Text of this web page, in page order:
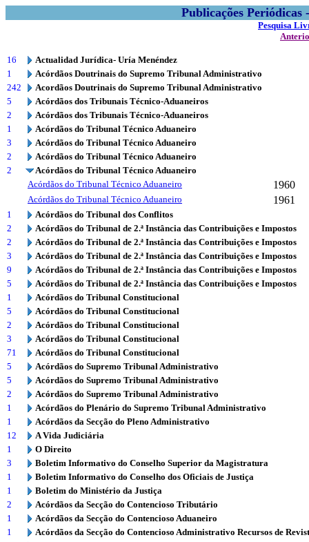
Publicações
Pesquisa
16
Actualidad Jurídica- Uría Menéndez
1
Acórdãos Doutrinais do Supremo Tribunal Administrativo
242
Acordãos Doutrinais do Supremo Tribunal Administrativo
5
Acórdãos dos Tribunais Técnico-Aduaneiros
2
Acórdãos dos Tribunais Técnico-Aduaneiros
1
Acórdãos do Tribunal Técnico Aduaneiro
3
Acórdãos do Tribunal Técnico Aduaneiro
2
Acórdãos do Tribunal Técnico Aduaneiro
2
Acórdãos do Tribunal Técnico Aduaneiro
Acórdãos do Tribunal Técnico Aduaneiro
1960
Acórdãos do Tribunal Técnico Aduaneiro 1961
1
Acórdãos do Tribunal dos Conflitos
2
Acórdãos do Tribunal de 2.ª Instância das Contribuições e Impostos
2
Acórdãos do Tribunal de 2.ª Instância das Contribuições e Impostos
3
Acórdãos do Tribunal de 2.ª Instância das Contribuições e Impostos
9
Acórdãos do Tribunal de 2.ª Instância das Contribuições e Impostos
5
Acórdãos do Tribunal de 2.ª Instância das Contribuições e Impostos
1
Acórdãos do Tribunal Constitucional
5
Acórdãos do Tribunal Constitucional
2
Acórdãos do Tribunal Constitucional
3
Acórdãos do Tribunal Constitucional
71
Acórdãos do Tribunal Constitucional
5
Acórdãos do Supremo Tribunal Administrativo
5
Acórdãos do Supremo Tribunal Administrativo
2
Acórdãos do Supremo Tribunal Administrativo
1
Acórdãos do Plenário do Supremo Tribunal Administrativo
1
Acórdãos da Secção do Pleno Administrativo
12
A Vida Judiciária
1
O Direito
3
Boletim Informativo do Conselho Superior da Magistratura
1
Boletim Informativo do Conselho dos Oficiais de Justiça
1
Boletim do Ministério da Justiça
2
Acórdãos da Secção do Contencioso Tributário
1
Acórdãos da Secção do Contencioso Aduaneiro
1
Acórdãos da Secção do Contencioso Administrativo Recursos de